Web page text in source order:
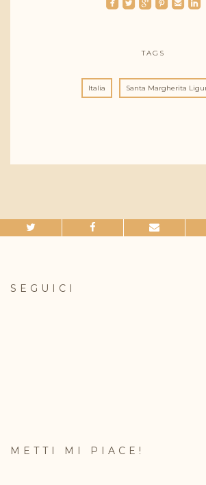
TAGS
Italia Santa Margherita
SEGUICI
METTI MI PIACE!